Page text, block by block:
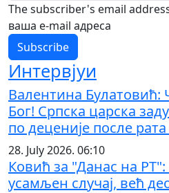
The subscriber's email
ваша е-mail адреса
Интервјуи
Валентина Булатовић:
Бог! Српска царска
по деценије после
28. July 2026. 06:10
Ковић за "Данас на
усамљен случај, већ